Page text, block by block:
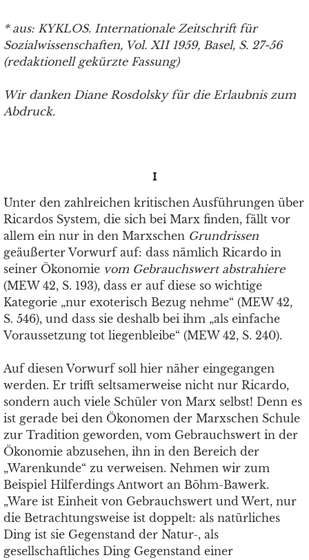
* aus: KYKLOS. Internationale Zeitschrift für
Sozialwissenschaften, Vol. XII 1959, Basel, S. 27-56
(redaktionell gekürzte Fassung)
Wir danken Diane Rosdolsky für die Erlaubnis zum
Abdruck.
I
Unter den zahlreichen kritischen Ausführungen über
Ricardos System, die sich bei Marx ﬁnden, fällt vor
allem ein nur in den Marxschen Grundrissen
geäußerter Vorwurf auf: dass nämlich Ricardo in
seiner Ökonomie vom Gebrauchswert abstrahiere
(MEW 42, S. 193), dass er auf diese so wichtige
Kategorie „nur exoterisch Bezug nehme“ (MEW 42,
S. 546), und dass sie deshalb bei ihm „als einfache
Voraussetzung tot liegenbleibe“ (MEW 42, S. 240).
Auf diesen Vorwurf soll hier näher eingegangen
werden. Er trifft seltsamerweise nicht nur Ricardo,
sondern auch viele Schüler von Marx selbst! Denn es
ist gerade bei den Ökonomen der Marxschen Schule
zur Tradition geworden, vom Gebrauchswert in der
Ökonomie abzusehen, ihn in den Bereich der
„Warenkunde“ zu verweisen. Nehmen wir zum
Beispiel Hilferdings Antwort an Böhm-Bawerk.
„Ware ist Einheit von Gebrauchswert und Wert, nur
die Betrachtungsweise ist doppelt: als natürliches
Ding ist sie Gegenstand der Natur-, als
gesellschaftliches Ding Gegenstand einer